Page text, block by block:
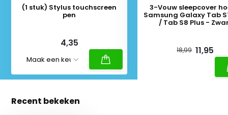
(1 stuk) Stylus touchscreen
pen
4,35
3-Vouw sleepcover
Samsung Galaxy Tab
/ Tab S8 Plus -
18,99 11,95
Recent bekeken